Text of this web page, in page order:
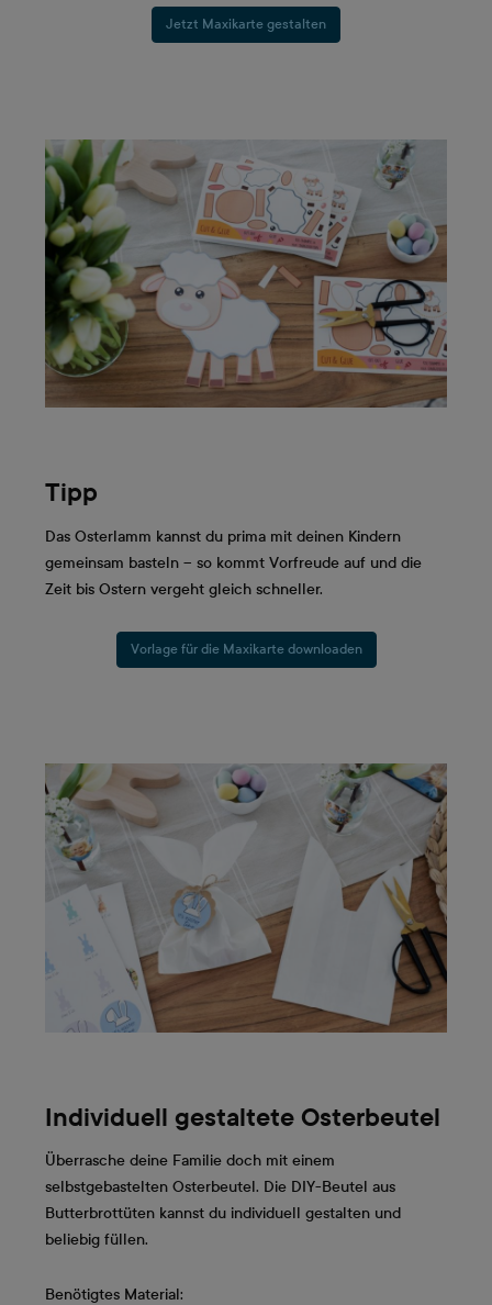
Jetzt Maxikarte gestalten
Tipp
Das Osterlamm kannst du prima mit deinen Kindern
gemeinsam basteln – so kommt Vorfreude auf und die
Zeit bis Ostern vergeht gleich schneller.
Vorlage für die Maxikarte downloaden
Individuell gestaltete Osterbeutel
Überrasche deine Familie doch mit einem
selbstgebastelten Osterbeutel. Die DIY-Beutel aus
Butterbrottüten kannst du individuell gestalten und
beliebig füllen.
Benötigtes Material: